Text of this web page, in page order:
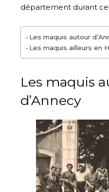
département durant
Les maquis autour
Les maquis ailleurs en
Les maquis
d’Annecy